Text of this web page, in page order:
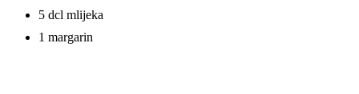
5 dcl mlijeka
1 margarin